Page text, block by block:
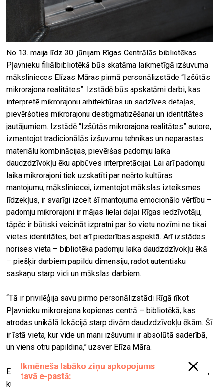
No 13. maija līdz 30. jūnijam Rīgas Centrālās bibliotēkas
Pļavnieku filiālbibliotēkā būs skatāma laikmetīgā izšuvuma
mākslinieces Elīzas Māras pirmā personālizstāde “Izšūtās
mikrorajona realitātes”. Izstādē būs apskatāmi darbi, kas
interpretē mikrorajonu arhitektūras un sadzīves detaļas,
pievēršoties mikrorajonu destigmatizēšanai un identitātes
jautājumiem. Izstādē “Izšūtās mikrorajona realitātes” autore,
izmantojot tradicionālās izšuvumu tehnikas un neparastas
materiālu kombinācijas, pievēršas padomju laika
daudzdzīvokļu ēku apbūves interpretācijai. Lai arī padomju
laika mikrorajoni tiek uzskatīti par neērto kultūras
mantojumu, māksliniecei, izmantojot mākslas izteiksmes
līdzekļus, ir svarīgi izcelt šī mantojuma emocionālo vērtību –
padomju mikrorajoni ir mājas lielai daļai Rīgas iedzīvotāju,
tāpēc ir būtiski veicināt izpratni par šo vietu nozīmi ne tikai
vietas identitātes, bet arī piederības aspektā. Arī izstādes
norises vieta – bibliotēka padomju laika daudzdzīvokļu ēkā
– piešķir darbiem papildu dimensiju, radot autentisku
saskaņu starp vidi un mākslas darbiem.
“Tā ir privilēģija savu pirmo personālizstādi Rīgā rīkot
Pļavnieku mikrorajona kopienas centrā – bibliotēkā, kas
atrodas unikālā lokācijā starp divām daudzdzīvokļu ēkām. Šī
ir īstā vieta, kur vide un mani izšuvumi ir absolūtā saderībā,
un viens otru papildina,” uzsver Elīza Māra.
Elīza Māra ir laikmetīgā izšuvuma māksliniece un dizainere,
kura savā daiļradē apvieno vizuālo mākslu un kultūras